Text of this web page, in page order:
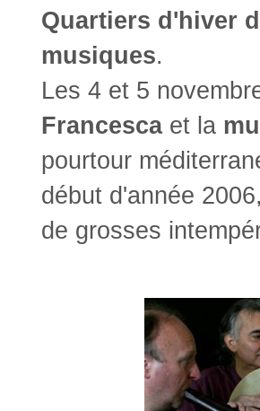
Quartiers d'hiver
musiques.
Les 4 et 5
Francescaet la
pourtour
début d'année
de grosses